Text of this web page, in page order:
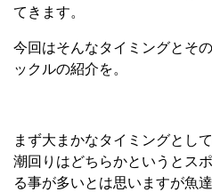
てきます。
今回はそんなタイミングとそ
ックルの紹介を。
まず大まかなタイミングとし
潮回りはどちらかというとス
る事が多いとは思いますが魚